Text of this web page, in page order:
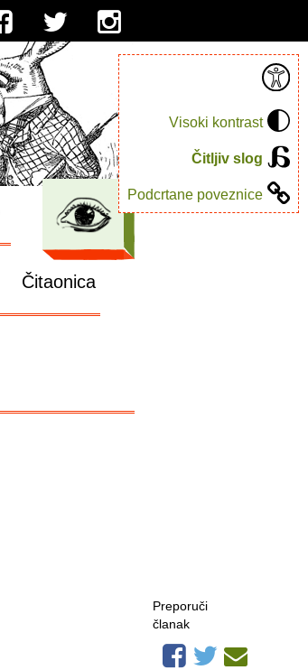
Visoki kontrast
Čitljiv slog
Podcrtane poveznice
Čitaonica
Preporuči
članak